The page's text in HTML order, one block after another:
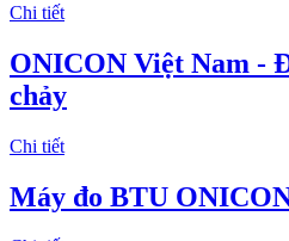
Chi tiết
ONICON Việt Nam -
chảy
Chi tiết
Máy đo BTU